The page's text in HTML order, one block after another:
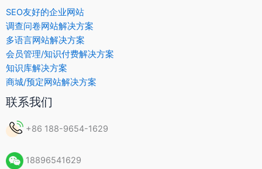
SEO友好的企业网站
调查问卷网站解决方案
多语言网站解决方案
会员管理/知识付费解决方案
知识库解决方案
商城/预定网站解决方案
联系我们
+86 188-9654-1629
18896541629